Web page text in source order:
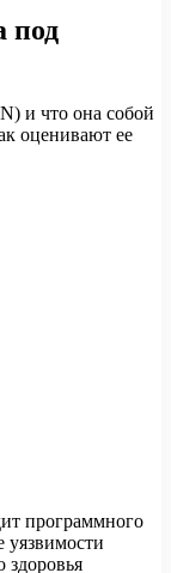
под
и что она собой
оценивают ее
программного
уязвимости
здоровья